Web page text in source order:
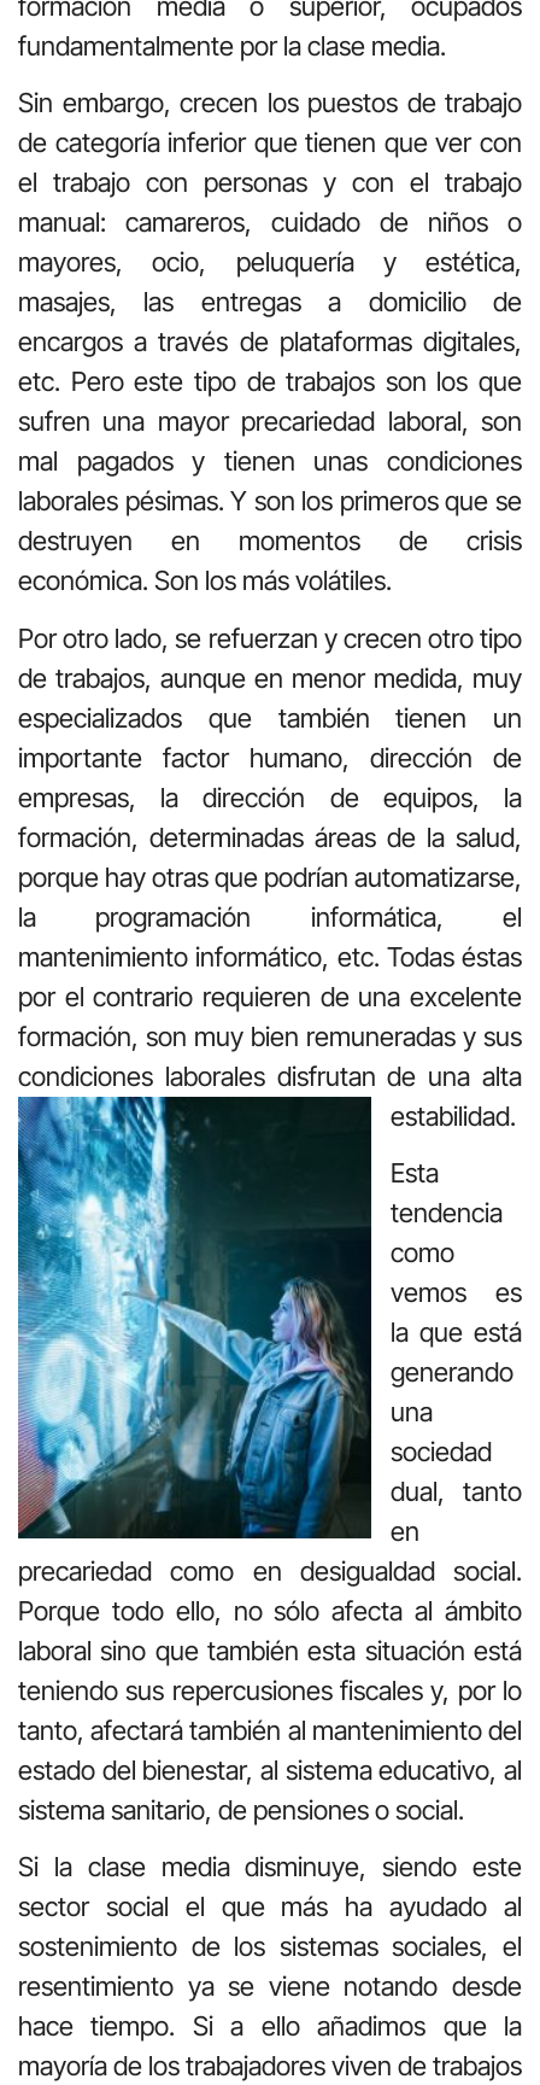
fundamentalmente por la clase media.
Sin embargo, crecen los puestos de trabajo
de categoría inferior que tienen que ver con
el trabajo con personas y con el trabajo
manual: camareros, cuidado de niños o
mayores, ocio, peluquería y estética,
masajes, las entregas a domicilio de
encargos a través de plataformas digitales,
etc. Pero este tipo de trabajos son los que
sufren una mayor precariedad laboral, son
mal pagados y tienen unas condiciones
laborales pésimas. Y son los primeros que se
destruyen en momentos de crisis
económica. Son los más volátiles.
Por otro lado, se refuerzan y crecen otro tipo
de trabajos, aunque en menor medida, muy
especializados que también tienen un
importante factor humano, dirección de
empresas, la dirección de equipos, la
formación, determinadas áreas de la salud,
porque hay otras que podrían automatizarse,
la programación informática, el
mantenimiento informático, etc. Todas éstas
por el contrario requieren de una excelente
formación, son muy bien remuneradas y sus
condiciones laborales disfrutan de una alta
estabilidad.
Esta
tendencia
como
vemos es
la que está
generando
una
sociedad
dual, tanto
en
precariedad como en desigualdad social.
Porque todo ello, no sólo afecta al ámbito
laboral sino que también esta situación está
teniendo sus repercusiones fiscales y, por lo
tanto, afectará también al mantenimiento del
estado del bienestar, al sistema educativo, al
sistema sanitario, de pensiones o social.
Si la clase media disminuye, siendo este
sector social el que más ha ayudado al
sostenimiento de los sistemas sociales, el
resentimiento ya se viene notando desde
hace tiempo. Si a ello añadimos que la
mayoría de los trabajadores viven de trabajos